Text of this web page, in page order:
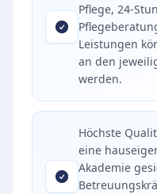
Pflege, 24-
Leistungen
an den
werden.
Höchste
eine
Akademie